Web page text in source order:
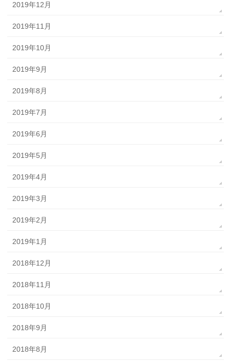
2019年12月
2019年11月
2019年10月
2019年9月
2019年8月
2019年7月
2019年6月
2019年5月
2019年4月
2019年3月
2019年2月
2019年1月
2018年12月
2018年11月
2018年10月
2018年9月
2018年8月